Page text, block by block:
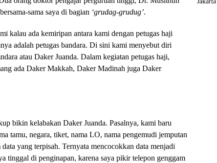
sama saya di bagian ‘grudag-grudug’.
kalau ada kemiripan antara kami dengan petugas haji
adalah petugas bandara. Di sini kami menyebut diri
atau Daker Juanda. Dalam kegiatan petugas haji,
ada Daker Makkah, Daker Madinah juga Daker
bikin kelabakan Daker Juanda. Pasalnya, kami baru
tamu, negara, tiket, nama LO, nama pengemudi jemputan
yang terpisah. Ternyata mencocokkan data menjadi
tinggal di penginapan, karena saya pikir telepon genggam